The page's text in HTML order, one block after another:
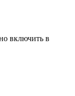
включить в